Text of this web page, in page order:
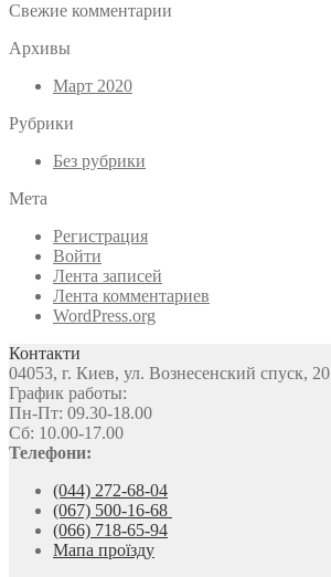
Свежие комментарии
Архивы
Март 2020
Рубрики
Без рубрики
Мета
Регистрация
Войти
Лента записей
Лента комментариев
WordPress.org
Контакти
04053, г. Киев, ул. Вознесенский спуск, 20
График работы:
Пн-Пт: 09.30-18.00
Сб: 10.00-17.00
Телефони:
(044) 272-68-04
(067) 500-16-68
(066) 718-65-94
Мапа проїзду